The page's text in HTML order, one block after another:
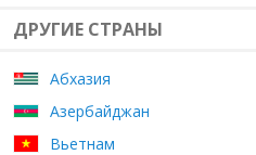
ДРУГИЕ СТРАНЫ
Абхазия
Азербайджан
Вьетнам